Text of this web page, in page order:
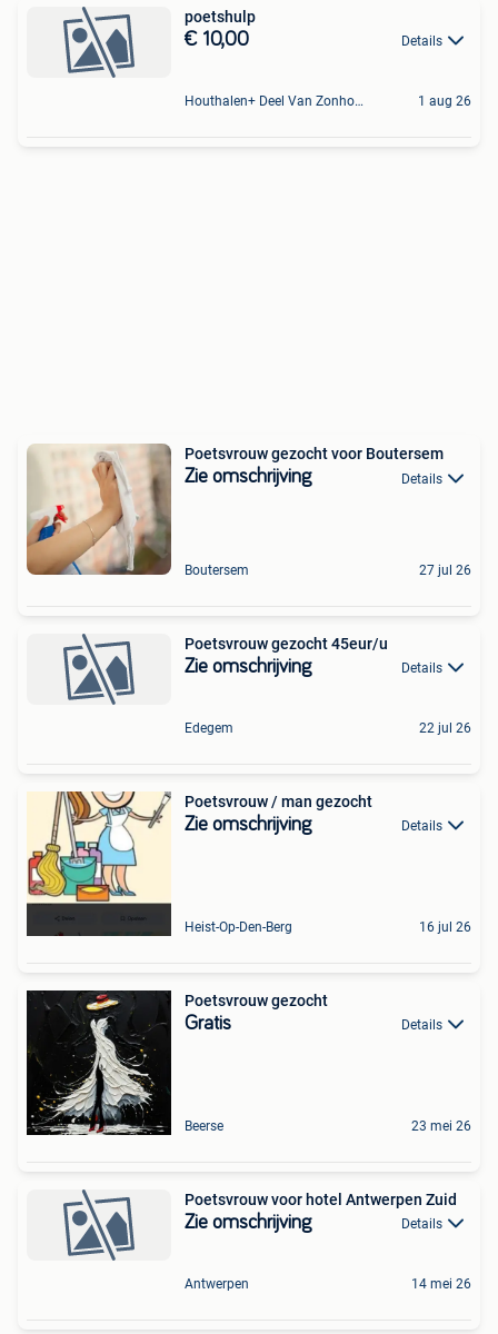
poetshulp
€ 10,00 Details
Houthalen+ Deel Van Zonhoven En Zolder 1 aug 26
Poetsvrouw gezocht voor Boutersem
Zie omschrijving Details
Boutersem 27 jul 26
Poetsvrouw gezocht 45eur/u
Zie omschrijving Details
Edegem 22 jul 26
Poetsvrouw / man gezocht
Zie omschrijving Details
Heist-Op-Den-Berg 16 jul 26
Poetsvrouw gezocht
Gratis Details
Beerse 23 mei 26
Poetsvrouw voor hotel Antwerpen Zuid
Zie omschrijving Details
Antwerpen 14 mei 26